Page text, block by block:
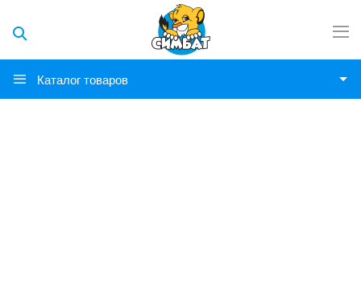
Каталог товаров